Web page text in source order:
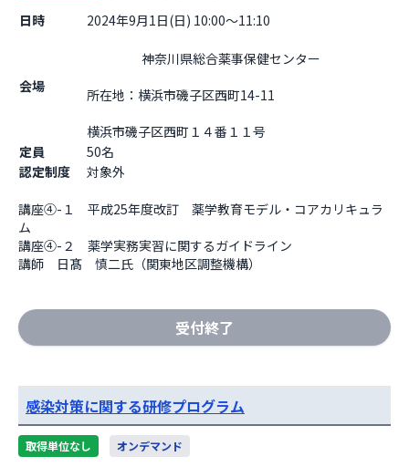
日時 2024年9月1日(日) 10:00～11:10
会場
所在地：横浜市磯子区西町14-11
横浜市磯子区西町１４番１１号
定員
50名
認定制度
対象外
講座④-１　平成25年度改訂　薬学教育モデル・コアカリキュラ
ム
講座④-２　薬学実務実習に関するガイドライン
講師　日髙　慎二氏（関東地区調整機構）
受付終了
感染対策に関する研修プログラム
取得単位なし オンデマンド